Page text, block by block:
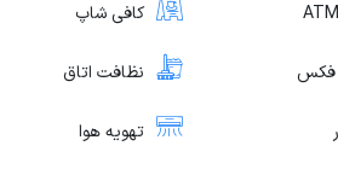
کافی شاپ
فکس نظافت اتاق
تهویه هوا